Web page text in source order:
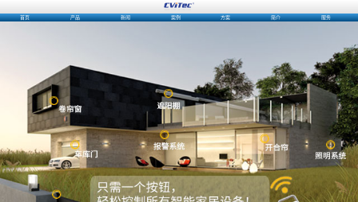
首页 产品 新闻 案例 方案 简介 服务